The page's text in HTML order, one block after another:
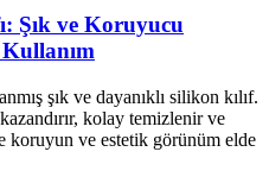
Şık ve Koruyucu
şık ve dayanıklı silikon kılıf.
kolay temizlenir ve
koruyun ve estetik görünüm elde